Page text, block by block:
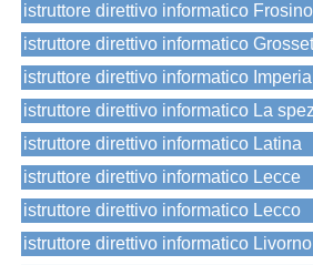
istruttore direttivo informatico
istruttore direttivo informatico
istruttore direttivo informatico Imperia
istruttore direttivo informatico La
istruttore direttivo informatico Latina
istruttore direttivo informatico Lecce
istruttore direttivo informatico Lecco
istruttore direttivo informatico Livorno